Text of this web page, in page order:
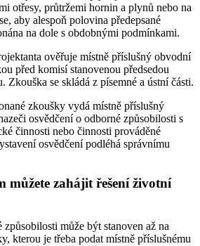
otřesy, průtržemi hornin a plynů nebo na
aby alespoň polovina předepsané
na dole s obdobnými podmínkami.
ověřuje místně příslušný obvodní
před komisí stanovenou předsedou
Zkouška se skládá z písemné a ústní části.
zkoušky vydá místně příslušný
osvědčení o odborné způsobilosti s
činnosti nebo činnosti prováděné
osvědčení podléhá správnímu
můžete zahájit řešení životní
může být stanoven až na
kterou je třeba podat místně příslušnému